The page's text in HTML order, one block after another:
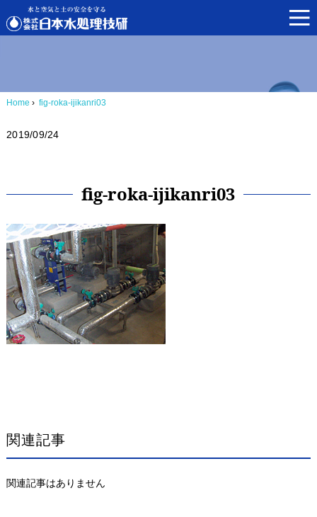
Home › fig-roka-ijikanri03
2019/09/24
fig-roka-ijikanri03
関連記事
関連記事はありません